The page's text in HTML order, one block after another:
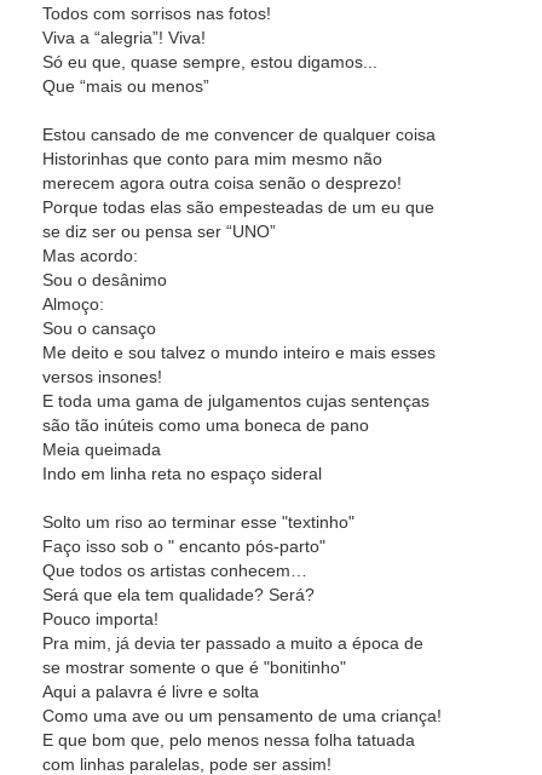
Todos com sorrisos nas fotos!
Viva a “alegria”! Viva!
Só eu que, quase sempre, estou digamos...
Que “mais ou menos”
Estou cansado de me convencer de qualquer coisa
Historinhas que conto para mim mesmo não
merecem agora outra coisa senão o desprezo!
Porque todas elas são empesteadas de um eu que
se diz ser ou pensa ser “UNO”
Mas acordo:
Sou o desânimo
Almoço:
Sou o cansaço
Me deito e sou talvez o mundo inteiro e mais esses
versos insones!
E toda uma gama de julgamentos cujas sentenças
são tão inúteis como uma boneca de pano
Meia queimada
Indo em linha reta no espaço sideral
Solto um riso ao terminar esse "textinho"
Faço isso sob o " encanto pós-parto"
Que todos os artistas conhecem…
Será que ela tem qualidade? Será?
Pouco importa!
Pra mim, já devia ter passado a muito a época de
se mostrar somente o que é "bonitinho"
Aqui a palavra é livre e solta
Como uma ave ou um pensamento de uma criança!
E que bom que, pelo menos nessa folha tatuada
com linhas paralelas, pode ser assim!